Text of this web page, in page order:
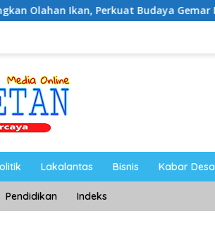
Perkuat Budaya Gemar Makan Ikan
Lakalantas Bisnis Kabar Desa
Pendidikan Indeks